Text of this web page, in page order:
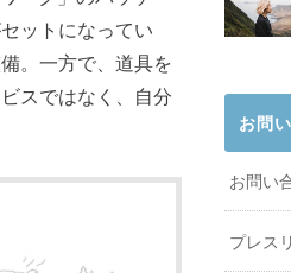
ットになってい
。一方で、道具を
スではなく、自分
お問
お問い
プレス